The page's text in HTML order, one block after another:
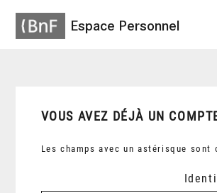
Espace Personnel
VOUS AVEZ DÉJÀ UN
Les champs avec un astérisque sont